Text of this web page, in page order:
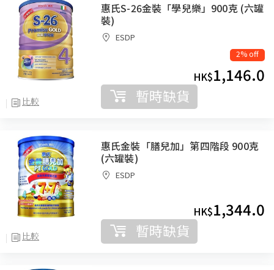
比較
惠氏S-26金裝「學兒樂」900克 (六罐
裝)
ESDP
2% off
HK$1,146.0
暫時缺貨
比較
惠氏金裝「膳兒加」第四階段 900克
(六罐裝)
ESDP
HK$1,344.0
暫時缺貨